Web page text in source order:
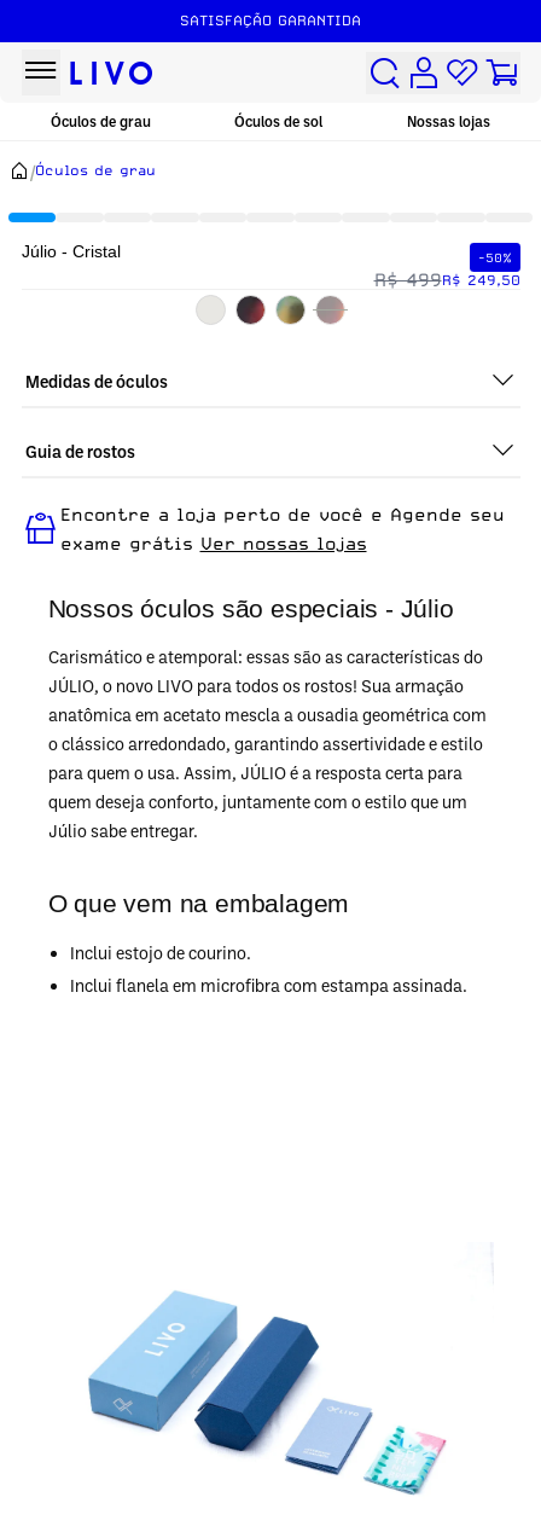
SATISFAÇÃO GARANTIDA
Óculos de grau Óculos de sol Nossas lojas
/Óculos de grau
Nossos óculos são especiais - Júlio
Carismático e atemporal: essas são as características do
JÚLIO, o novo LIVO para todos os rostos! Sua armação
anatômica em acetato mescla a ousadia geométrica com
o clássico arredondado, garantindo assertividade e estilo
para quem o usa. Assim, JÚLIO é a resposta certa para
quem deseja conforto, juntamente com o estilo que um
Júlio sabe entregar.
O que vem na embalagem
Inclui estojo de courino.
Inclui flanela em microfibra com estampa assinada.
Júlio - Cristal -50%
R$ 499R$ 249,50
Medidas de óculos
Guia de rostos
para quem busca um óculos confortável para o dia a dia.
Encontre a loja perto de você e Agende seu
exame grátis Ver nossas lojas